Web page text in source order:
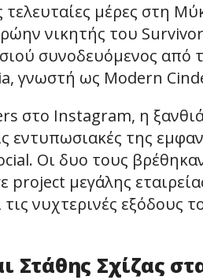
τελευταίες μέρες στη
νικητής του
συνοδευόμενος από
γνωστή ως Modern
στο Instagram, η ξανθιά
εντυπωσιακές της
Οι δυο τους
μεγάλης
νυχτερινές εξόδους
Στάθης Σχίζας